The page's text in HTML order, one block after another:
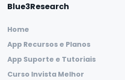
Blue3Research
Home
App Recursos e Planos
App Suporte e Tutoriais
Curso Invista Melhor